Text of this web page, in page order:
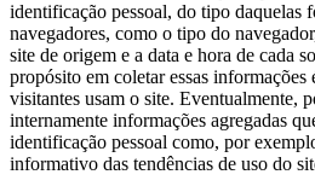
identificação pessoal, do tipo daquelas
navegadores, como o tipo do
site de origem e a data e hora de cada
propósito em coletar essas
visitantes usam o site. Eventualmente,
internamente informações agregadas
identificação pessoal como, por
informativo das tendências de uso do